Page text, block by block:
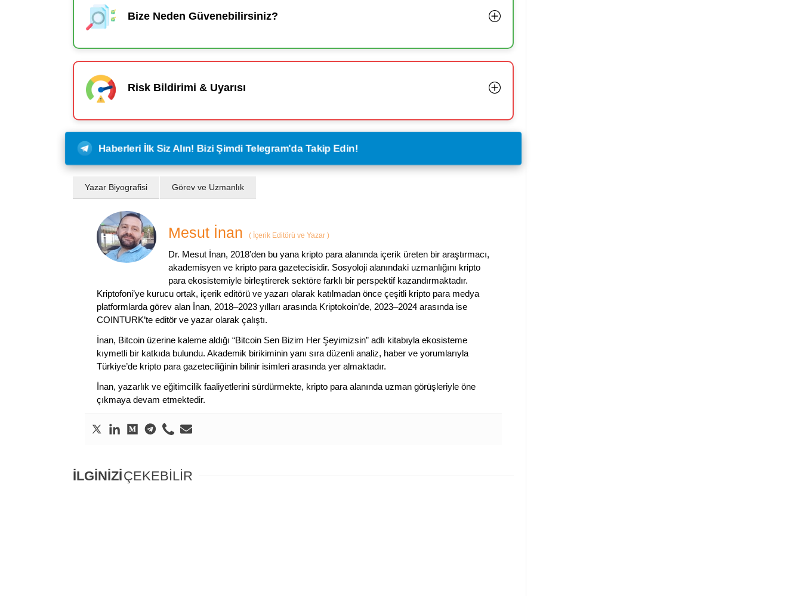
Bize Neden Güvenebilirsiniz?
Risk Bildirimi & Uyarısı
Haberleri İlk Siz Alın! Bizi Şimdi Telegram'da Takip Edin!
Yazar Biyografisi Görev ve Uzmanlık
Mesut İnan ( İçerik Editörü ve Yazar )
Dr. Mesut İnan, 2018’den bu yana kripto para alanında içerik üreten bir araştırmacı,
akademisyen ve kripto para gazetecisidir. Sosyoloji alanındaki uzmanlığını kripto
para ekosistemiyle birleştirerek sektöre farklı bir perspektif kazandırmaktadır.
Kriptofoni’ye kurucu ortak, içerik editörü ve yazarı olarak katılmadan önce çeşitli kripto para medya
platformlarda görev alan İnan, 2018–2023 yılları arasında Kriptokoin’de, 2023–2024 arasında ise
COINTURK’te editör ve yazar olarak çalıştı.
İnan, Bitcoin üzerine kaleme aldığı “Bitcoin Sen Bizim Her Şeyimizsin” adlı kitabıyla ekosisteme
kıymetli bir katkıda bulundu. Akademik birikiminin yanı sıra düzenli analiz, haber ve yorumlarıyla
Türkiye’de kripto para gazeteciliğinin bilinir isimleri arasında yer almaktadır.
İnan, yazarlık ve eğitimcilik faaliyetlerini sürdürmekte, kripto para alanında uzman görüşleriyle öne
çıkmaya devam etmektedir.
İLGİNİZİÇEKEBİLİR